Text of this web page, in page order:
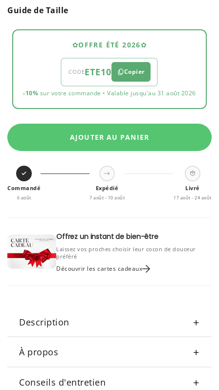
Guide de Taille
✿OFFRE ÉTÉ 2026✿
CODEETE10 Copier
-10% sur votre commande • Valable jusqu'au 31 août 2026
AJOUTER AU PANIER
Commandé
6 août
Expédié
7 août - 10 août
Livré
17 août - 24 août
Offrez un instant de bien-être
Laissez vos proches choisir leur cocon de douceur
préféré
Découvrir les cartes cadeaux
Description +
À propos +
Conseils d'entretien +